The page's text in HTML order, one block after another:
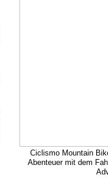
Ciclismo Mountain
Abenteuer mit dem